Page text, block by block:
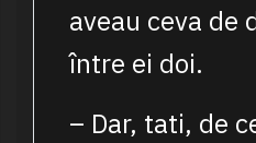
aveau ceva de
între ei doi.
– Dar, tati, de